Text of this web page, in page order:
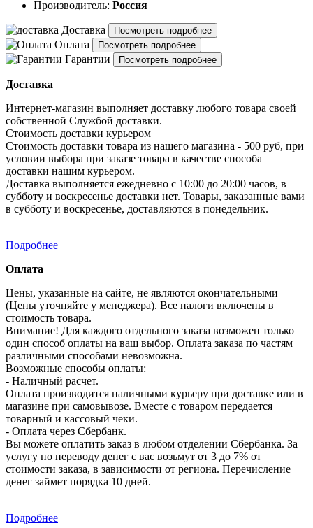
Производитель: Россия
Доставка Посмотреть подробнее
Оплата Посмотреть подробнее
Гарантии Посмотреть подробнее
Доставка
Интернет-магазин выполняет доставку любого товара своей
собственной Службой доставки.
Стоимость доставки курьером
Стоимость доставки товара из нашего магазина - 500 руб, при
условии выбора при заказе товара в качестве способа
доставки нашим курьером.
Доставка выполняется ежедневно с 10:00 до 20:00 часов, в
субботу и воскресенье доставки нет. Товары, заказанные вами
в субботу и воскресенье, доставляются в понедельник.
Подробнее
Оплата
Цены, указанные на сайте, не являются окончательными
(Цены уточняйте у менеджера). Все налоги включены в
стоимость товара.
Внимание! Для каждого отдельного заказа возможен только
один способ оплаты на ваш выбор. Оплата заказа по частям
различными способами невозможна.
Возможные способы оплаты:
- Наличный расчет.
Оплата производится наличными курьеру при доставке или в
магазине при самовывозе. Вместе с товаром передается
товарный и кассовый чеки.
- Оплата через Сбербанк.
Вы можете оплатить заказ в любом отделении Сбербанка. За
услугу по переводу денег с вас возьмут от 3 до 7% от
стоимости заказа, в зависимости от региона. Перечисление
денег займет порядка 10 дней.
Подробнее